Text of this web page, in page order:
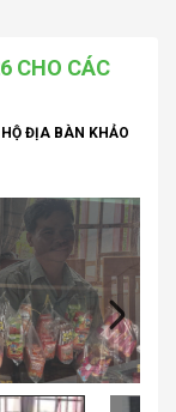
CHO CÁC
ĐỊA BÀN KHẢO